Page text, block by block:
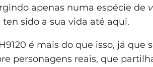
apenas numa espécie de
sido a sua vida até aqui.
é mais do que isso, já que
personagens reais, que